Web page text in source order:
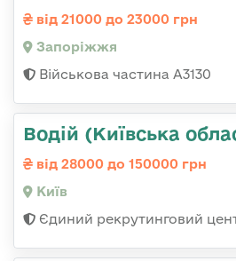
від 21000 до 23000 грн
Запоріжжя
Військова частина А3130
Водій (Київська
від 28000 до 150000 грн
Київ
Єдиний рекрутинговий